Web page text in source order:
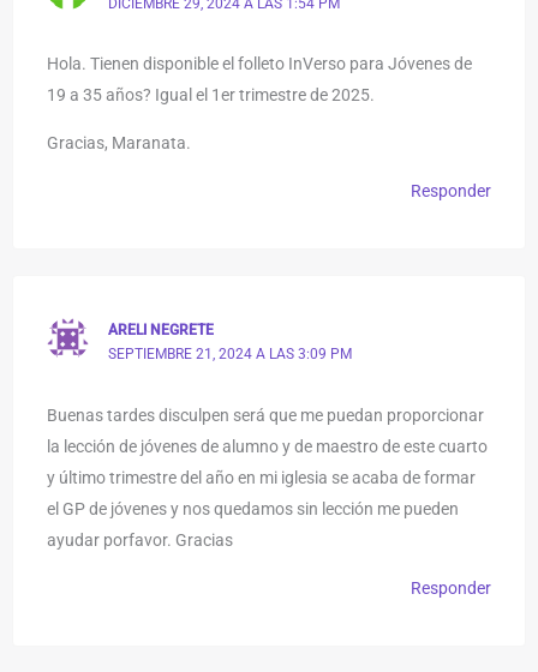
Hola. Tienen disponible el folleto InVerso para Jóvenes de
19 a 35 años? Igual el 1er trimestre de 2025.
Gracias, Maranata.
Responder
ARELI NEGRETE
SEPTIEMBRE 21, 2024 A LAS 3:09 PM
Buenas tardes disculpen será que me puedan proporcionar
la lección de jóvenes de alumno y de maestro de este cuarto
y último trimestre del año en mi iglesia se acaba de formar
el GP de jóvenes y nos quedamos sin lección me pueden
ayudar porfavor. Gracias
Responder